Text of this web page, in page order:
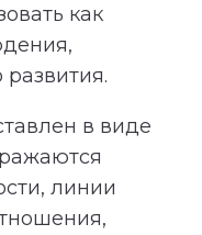
как
в виде
линии